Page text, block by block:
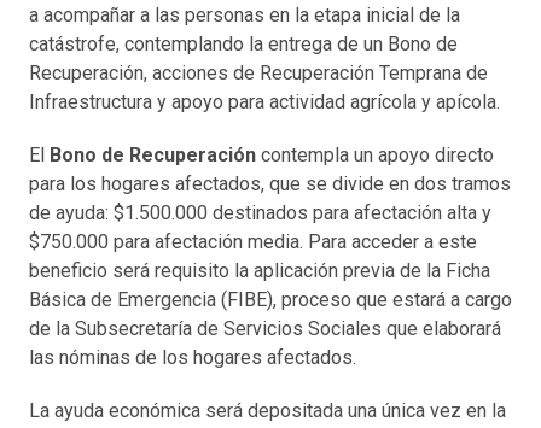
a acompañar a las personas en la etapa inicial de la
catástrofe, contemplando la entrega de un Bono de
Recuperación, acciones de Recuperación Temprana de
Infraestructura y apoyo para actividad agrícola y apícola.
El Bono de Recuperación contempla un apoyo directo
para los hogares afectados, que se divide en dos tramos
de ayuda: $1.500.000 destinados para afectación alta y
$750.000 para afectación media. Para acceder a este
beneficio será requisito la aplicación previa de la Ficha
Básica de Emergencia (FIBE), proceso que estará a cargo
de la Subsecretaría de Servicios Sociales que elaborará
las nóminas de los hogares afectados.
La ayuda económica será depositada una única vez en la